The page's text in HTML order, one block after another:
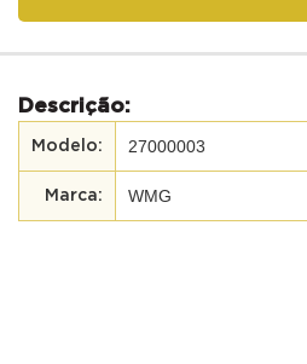
Descrição:
27000003
WMG